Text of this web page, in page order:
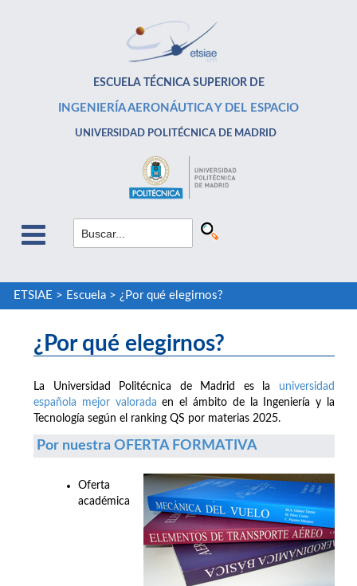
ESCUELA TÉCNICA SUPERIOR DE
INGENIERÍA AERONÁUTICA Y DEL ESPACIO
UNIVERSIDAD POLITÉCNICA DE MADRID
ETSIAE > Escuela> ¿Por qué elegirnos?
¿Por qué elegirnos?
La Universidad Politécnica de Madrid es la universidad
española mejor valorada en el ámbito de la Ingeniería y la
Tecnología según el ranking QS por materias 2025.
Por nuestra OFERTA FORMATIVA
Oferta
académica